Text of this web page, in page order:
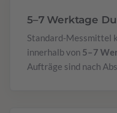
5–7 Werktage
Standard-Messmittel
innerhalb von 5–7
Aufträge sind nach